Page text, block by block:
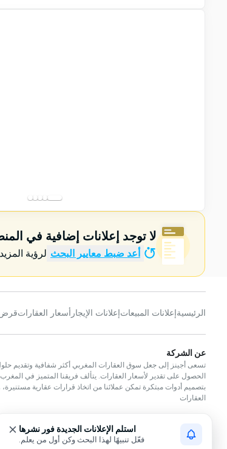
لا توجد إعلانات إضافية في
أعد ضبط معايير البحث لرؤية
استلم الإعلانات الجديدة فور نشرها
فعّل تنبيهًا لهذا البحث وكن أول من يعلم.
الرئيسيةإعلانات المبيعاتإعلانات الإيجار أسعار العقارات
عن الشركة
تسعى أجينز إلى جعل سوق العقارات المغربي أكثر شفافية وتقديم
الحصول على تقدير لأسعار العقارات. يتألف فريقنا المتميز في
بتصميم أدوات مبتكرة تمكن عملائنا من اتخاذ قرارات عقارية
العقارات